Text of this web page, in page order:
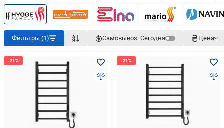
Фильтры (1) Самовывоз: Сегодня Цена